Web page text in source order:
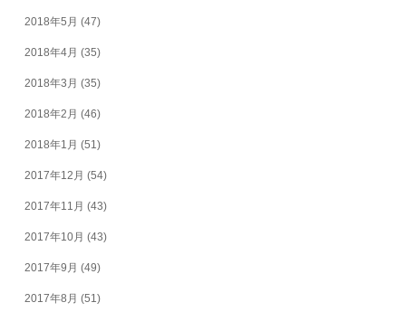
2018年5月 (47)
2018年4月 (35)
2018年3月 (35)
2018年2月 (46)
2018年1月 (51)
2017年12月 (54)
2017年11月 (43)
2017年10月 (43)
2017年9月 (49)
2017年8月 (51)